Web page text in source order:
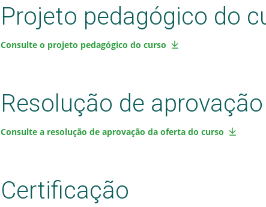
Projeto pedagógico do
Consulte o projeto pedagógico do curso
Resolução de
Consulte a resolução de aprovação da oferta do curso
Certificação